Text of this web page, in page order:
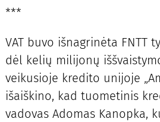
***
VAT buvo išnagrinėta FNTT
dėl kelių milijonų
veikusioje kredito unijoje
išaiškino, kad tuometinis
vadovas Adomas Kanopka,